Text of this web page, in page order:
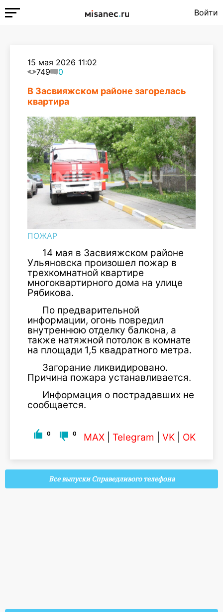
Войти
15 мая 2026 11:02
749
0
В Засвияжском районе загорелась
квартира
ПОЖАР
14 мая в Засвияжском районе
Ульяновска произошел пожар в
трехкомнатной квартире
многоквартирного дома на улице
Рябикова.
По предварительной
информации, огонь повредил
внутреннюю отделку балкона, а
также натяжной потолок в комнате
на площади 1,5 квадратного метра.
Загорание ликвидировано.
Причина пожара устанавливается.
Информация о пострадавших не
сообщается.
0 0 MAX Telegram VK OK
Все выпуски Справедливого телефона